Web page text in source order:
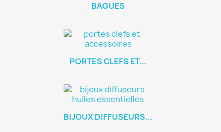
BAGUES
PORTES CLEFS ET...
BIJOUX DIFFUSEURS...